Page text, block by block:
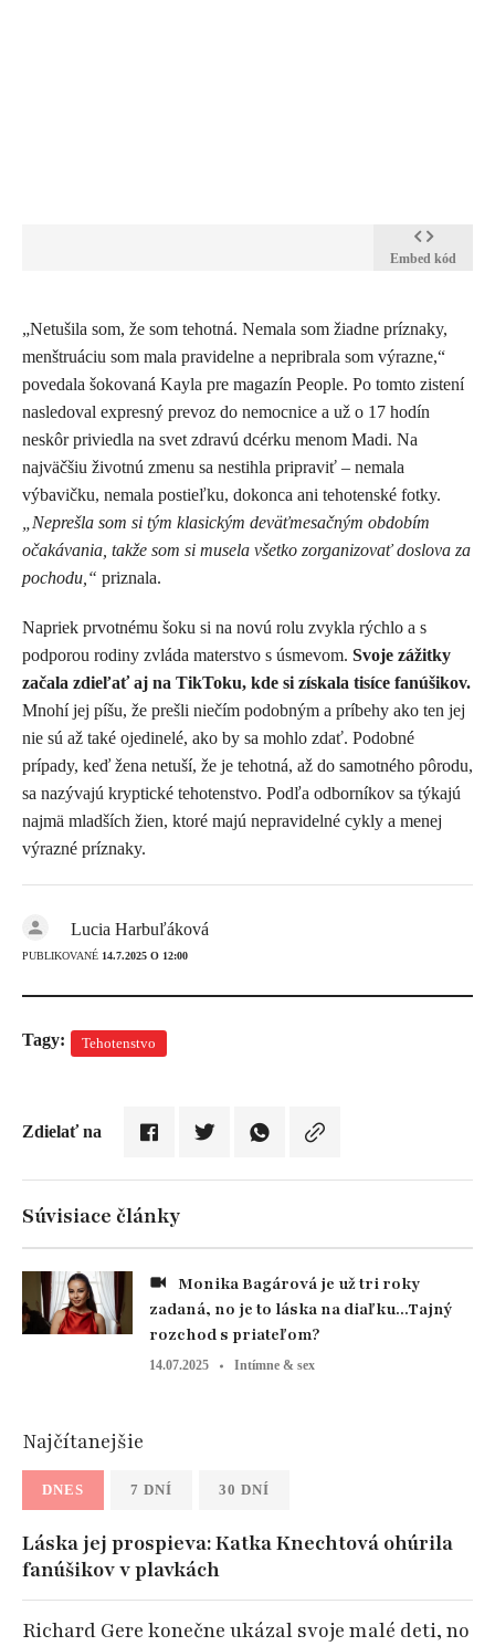
Embed kód
„Netušila som, že som tehotná. Nemala som žiadne príznaky,
menštruáciu som mala pravidelne a nepribrala som výrazne,“
povedala šokovaná Kayla pre magazín People. Po tomto zistení
nasledoval expresný prevoz do nemocnice a už o 17 hodín
neskôr priviedla na svet zdravú dcérku menom Madi. Na
najväčšiu životnú zmenu sa nestihla pripraviť – nemala
výbavičku, nemala postieľku, dokonca ani tehotenské fotky.
„Neprešla som si tým klasickým deväťmesačným obdobím
očakávania, takže som si musela všetko zorganizovať doslova za
pochodu,“ priznala.
Napriek prvotnému šoku si na novú rolu zvykla rýchlo a s
podporou rodiny zvláda materstvo s úsmevom. Svoje zážitky
začala zdieľať aj na TikToku, kde si získala tisíce fanúšikov.
Mnohí jej píšu, že prešli niečím podobným a príbehy ako ten jej
nie sú až také ojedinelé, ako by sa mohlo zdať. Podobné
prípady, keď žena netuší, že je tehotná, až do samotného pôrodu,
sa nazývajú kryptické tehotenstvo. Podľa odborníkov sa týkajú
najmä mladších žien, ktoré majú nepravidelné cykly a menej
výrazné príznaky.
Lucia Harbuľáková
PUBLIKOVANÉ 14.7.2025 O 12:00
Tagy: Tehotenstvo
Zdielať na
Súvisiace články
zadaná, no je to láska na diaľku...Tajný
rozchod s priateľom?
14.07.2025 Intímne & sex
Najčítanejšie
DNES 7 DNÍ 30 DNÍ
Láska jej prospieva: Katka Knechtová ohúrila
fanúšikov v plavkách
Richard Gere konečne ukázal svoje malé deti, no